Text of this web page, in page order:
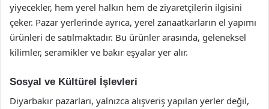
yiyecekler, hem yerel halkın hem de ziyaretçilerin ilgisini
çeker. Pazar yerlerinde ayrıca, yerel zanaatkarların el yapımı
ürünleri de satılmaktadır. Bu ürünler arasında, geleneksel
kilimler, seramikler ve bakır eşyalar yer alır.
Sosyal ve Kültürel İşlevleri
Diyarbakır pazarları, yalnızca alışveriş yapılan yerler değil,